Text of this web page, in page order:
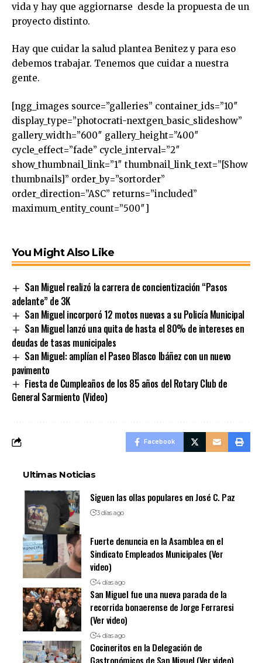
vida y hay que aggiornarse desde la propuesta de un
proyecto distinto.
Hay que cuidar la salud plantea Benitez y para eso
debemos trabajar. Tenemos que cuidar a nuestra
gente.
[ngg_images source=”galleries” container_ids=”10″
display_type=”photocrati-nextgen_basic_slideshow”
gallery_width=”600″ gallery_height=”400″
cycle_effect=”fade” cycle_interval=”2″
show_thumbnail_link=”1″ thumbnail_link_text=”[Show
thumbnails]” order_by=”sortorder”
order_direction=”ASC” returns=”included”
maximum_entity_count=”500″]
You Might Also Like
San Miguel realizó la carrera de concientización “Pasos
adelante” de 3K
San Miguel incorporó 12 motos nuevas a su Policía Municipal
San Miguel lanzó una quita de hasta el 80% de intereses en
deudas de tasas municipales
San Miguel: amplían el Paseo Blasco Ibáñez con un nuevo
pavimento
Fiesta de Cumpleaños de los 85 años del Rotary Club de
General Sarmiento (Video)
Facebook
Ultimas Noticias
Siguen las ollas populares en José C. Paz
3 días ago
Fuerte denuncia en la Asamblea en el
Sindicato Empleados Municipales (Ver
video)
4 días ago
San Miguel fue una nueva parada de la
recorrida bonaerense de Jorge Ferraresi
(Ver video)
4 días ago
Cocineritos en la Delegación de
Gastronómicos de San Miguel (Ver video)